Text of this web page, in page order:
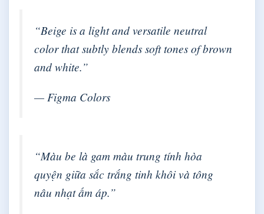
“Beige is a light and versatile neutral
color that subtly blends soft tones of brown
and white.”
— Figma Colors
“Màu be là gam màu trung tính hòa
quyện giữa sắc trắng tinh khôi và tông
nâu nhạt ấm áp.”